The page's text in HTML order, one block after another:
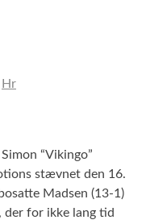
Hr
“Vikingo”
stævnet den 16.
Madsen (13-1)
der for ikke lang tid